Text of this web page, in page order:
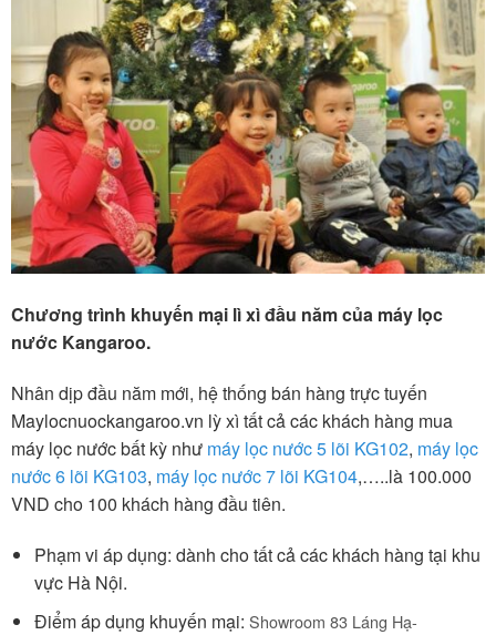
Chương trình khuyến mại lì xì đầu năm của máy lọc
nước Kangaroo.
Nhân dịp đầu năm mới, hệ thống bán hàng trực tuyến
Maylocnuockangaroo.vn lỳ xì tất cả các khách hàng mua
máy lọc nước bất kỳ như máy lọc nước 5 lõi KG102, máy lọc
nước 6 lõi KG103, máy lọc nước 7 lõi KG104,…..là 100.000
VND cho 100 khách hàng đầu tiên.
Phạm vi áp dụng: dành cho tất cả các khách hàng tại khu
vực Hà Nội.
Điểm áp dụng khuyến mại: Showroom 83 Láng Hạ-